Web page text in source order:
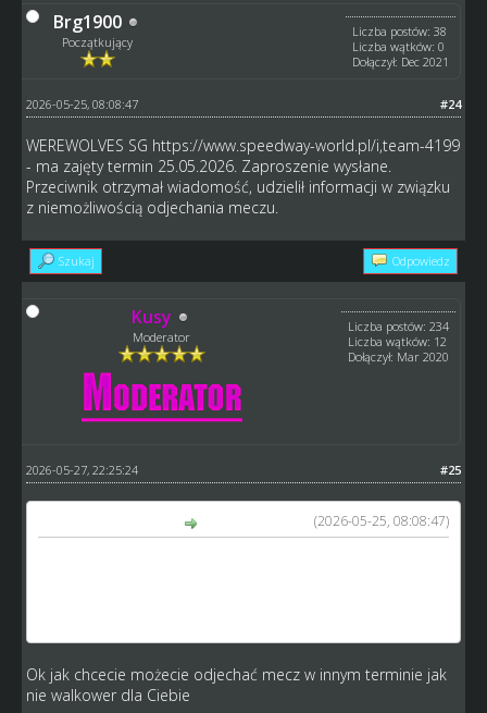
Brg1900
Początkujący
Liczba postów: 38
Liczba wątków: 0
Dołączył: Dec 2021
#24
2026-05-25, 08:08:47
WEREWOLVES SG https://www.speedway-world.pl/i,team-4199
- ma zajęty termin 25.05.2026. Zaproszenie wysłane.
Przeciwnik otrzymał wiadomość, udzielił informacji w związku
z niemożliwością odjechania meczu.
Szukaj Odpowiedz
Kusy
Moderator
Liczba postów: 234
Liczba wątków: 12
Dołączył: Mar 2020
#25
2026-05-27, 22:25:24
(2026-05-25, 08:08:47)
Ok jak chcecie możecie odjechać mecz w innym terminie jak
nie walkower dla Ciebie